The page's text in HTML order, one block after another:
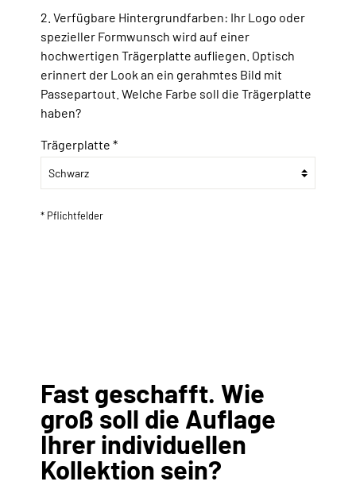
2. Verfügbare Hintergrundfarben: Ihr Logo oder
spezieller Formwunsch wird auf einer
hochwertigen Trägerplatte aufliegen. Optisch
erinnert der Look an ein gerahmtes Bild mit
Passepartout. Welche Farbe soll die Trägerplatte
haben?
Trägerplatte *
* Pflichtfelder
Fast geschafft. Wie
groß soll die Auflage
Ihrer individuellen
Kollektion sein?